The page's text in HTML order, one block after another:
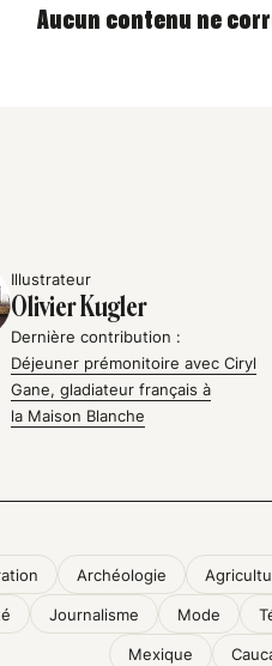
Aucun contenu ne
Illustrateur
Olivier Kugler
Dernière contribution :
Déjeuner prémonitoire avec Ciryl
Gane, gladiateur français à
la Maison Blanche
Archéologie
Journalisme Mode
Mexique